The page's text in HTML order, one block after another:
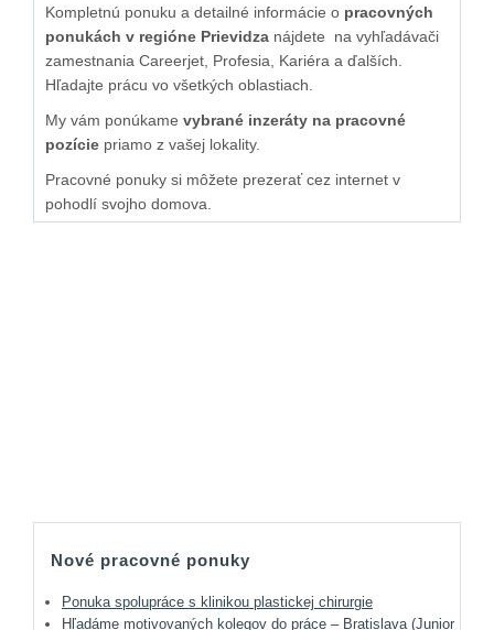
Kompletnú ponuku a detailné informácie o pracovných
ponukách v regióne Prievidza nájdete na vyhľadávači
zamestnania Careerjet, Profesia, Kariéra a ďalších.
Hľadajte prácu vo všetkých oblastiach.
My vám ponúkame vybrané inzeráty na pracovné
pozície priamo z vašej lokality.
Pracovné ponuky si môžete prezerať cez internet v
pohodlí svojho domova.
Nové pracovné ponuky
Ponuka spolupráce s klinikou plastickej chirurgie
Hľadáme motivovaných kolegov do práce – Bratislava (Junior